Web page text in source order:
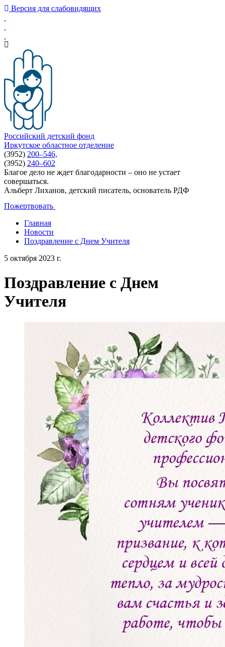
Версия для слабовидящих
Российский детский фонд
Иркутское областное отделение
(3952) 200–546,
(3952) 240–602
Благое дело не ждет благодарности – оно не устает
совершаться.
Альберт Лиханов, детский писатель, основатель РДФ
Пожертвовать
Главная
Новости
Поздравление с Днем Учителя
5 октября 2023 г.
Поздравление с Днем
Учителя